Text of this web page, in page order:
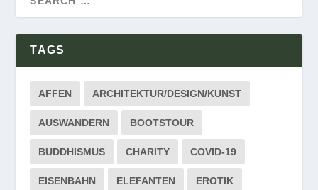
TAGS
AFFEN ARCHITEKTUR/DESIGN/KUNST
AUSWANDERN BOOTSTOUR
BUDDHISMUS CHARITY COVID-19
EISENBAHN ELEFANTEN EROTIK